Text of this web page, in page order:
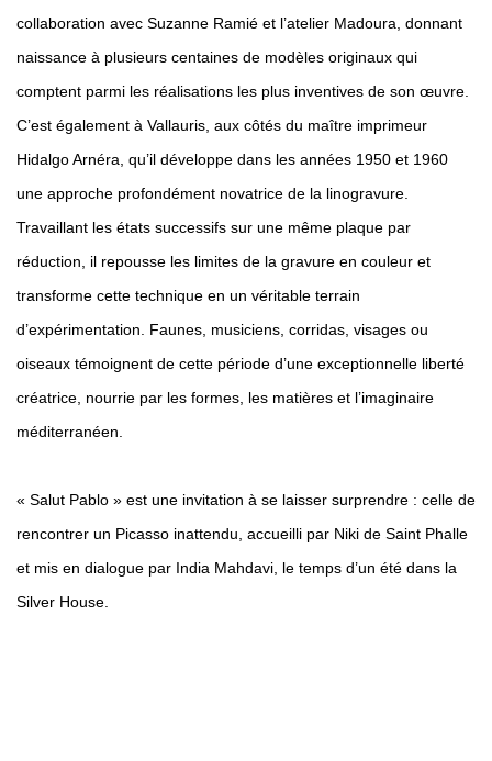
collaboration avec Suzanne Ramié et l’atelier Madoura, donnant
naissance à plusieurs centaines de modèles originaux qui
comptent parmi les réalisations les plus inventives de son œuvre.
C’est également à Vallauris, aux côtés du maître imprimeur
Hidalgo Arnéra, qu’il développe dans les années 1950 et 1960
une approche profondément novatrice de la linogravure.
Travaillant les états successifs sur une même plaque par
réduction, il repousse les limites de la gravure en couleur et
transforme cette technique en un véritable terrain
d’expérimentation. Faunes, musiciens, corridas, visages ou
oiseaux témoignent de cette période d’une exceptionnelle liberté
créatrice, nourrie par les formes, les matières et l’imaginaire
méditerranéen.
« Salut Pablo » est une invitation à se laisser surprendre : celle de
rencontrer un Picasso inattendu, accueilli par Niki de Saint Phalle
et mis en dialogue par India Mahdavi, le temps d’un été dans la
Silver House.